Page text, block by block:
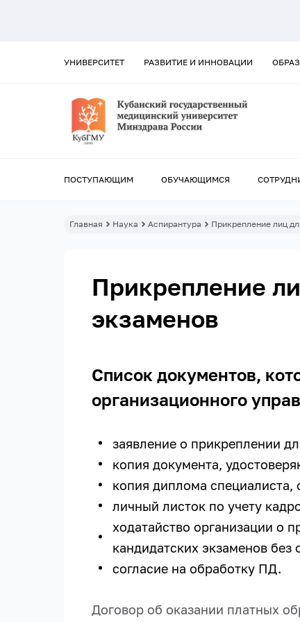
УНИВЕРСИТЕТ РАЗВИТИЕ И ИННОВАЦИИ
ПОСТУПАЮЩИМ ОБУЧАЮЩИМСЯ
Главная Наука Аспирантура Прикрепление лиц
Прикрепление
экзаменов
Список документов,
организационного
заявление о прикреплении
копия документа,
копия диплома
личный листок по учету
ходатайство организации о
кандидатских экзаменов без
согласие на обработку ПД.
Договор об оказании платных